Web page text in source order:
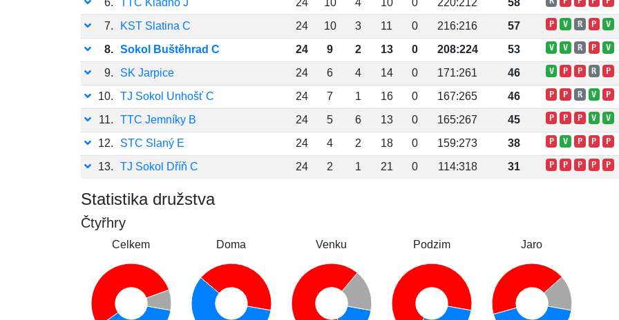
6. TTC Kladno J 24 10 4 10 0 220:212 58
7. KST Slatina C 24 10 3 11 0 216:216 57 P V R P V
8. Sokol Buštěhrad C 24 9 2 13 0 208:224 53 V V R P V
9. SK Jarpice 24 6 4 14 0 171:261 46 V P P R P
10. TJ Sokol Unhošť C 24 7 1 16 0 167:265 46 P P R V P
11. TTC Jemníky B 24 5 6 13 0 165:267 45 P P P V V
12. STC Slaný E 24 4 2 18 0 159:273 38 P V P P P
13. TJ Sokol Dříň C 24 2 1 21 0 114:318 31 P P P P P
Statistika družstva
Čtyřhry
Celkem Doma Venku Podzim Jaro